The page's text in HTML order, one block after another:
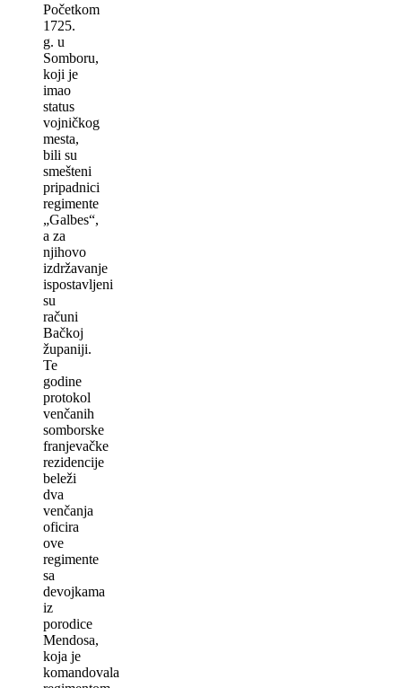
Početkom
1725.
g. u
Somboru,
koji je
imao
status
vojničkog
mesta,
bili su
smešteni
pripadnici
regimente
„Galbes“,
a za
njihovo
izdržavanje
ispostavljeni
su
računi
Bačkoj
županiji.
Te
godine
protokol
venčanih
somborske
franjevačke
rezidencije
beleži
dva
venčanja
oficira
ove
regimente
sa
devojkama
iz
porodice
Mendosa,
koja je
komandovala